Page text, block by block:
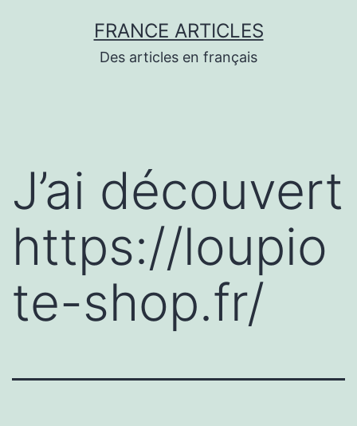
FRANCE ARTICLES
Des articles en français
J’ai découvert
https://loupio
te-shop.fr/